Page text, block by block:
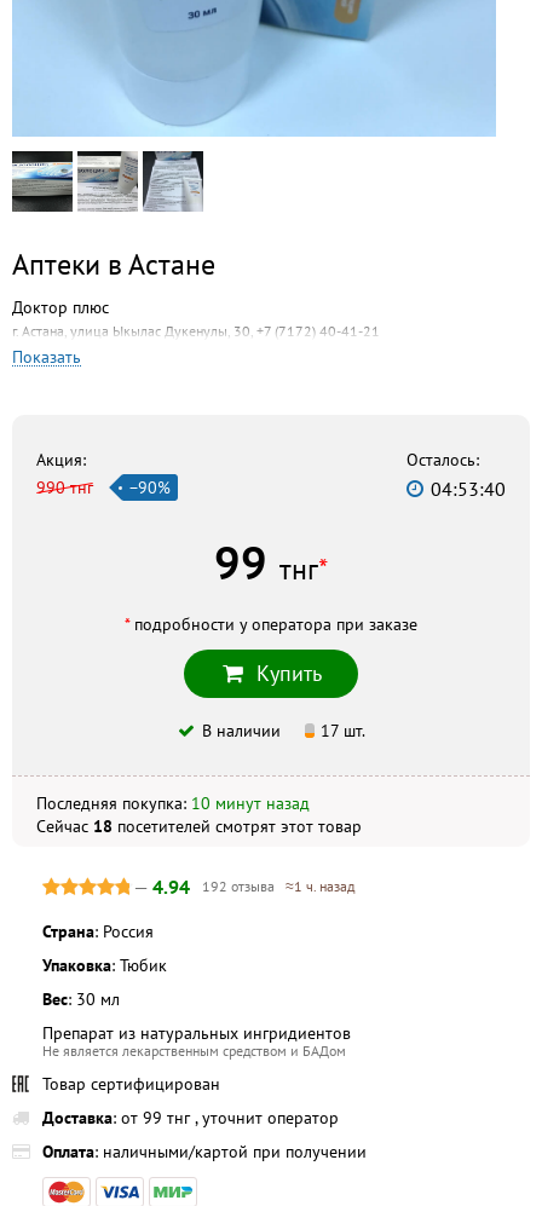
Аптеки в Астане
Доктор плюс
г. Астана, улица Ыкылас Дукенулы, 30, +7 (7172) 40-41-21
Пикан
г. Астана, ул. Бейбитшилик, 40, +7 (717) 231-76-79
Феникс
г. Астана, улица Сакена Сейфуллина, 63/5, +7 (7172) 34-58-99
Скидка по акции действует только при оформлении
заказа на сайте.
Не является публичной офертой. Комплектация и
Показать
Акция:
990 тнг
−90%
Осталось:
04:53:39
99 тнг*
*подробности у оператора при заказе
Купить
В наличии 17 шт.
Последняя покупка: 10 минут назад
Сейчас 18 посетителей смотрят этот товар
— 4.94 192 отзыва ≈1 ч. назад
Страна: Россия
Упаковка: Тюбик
Вес: 30 мл
Препарат из натуральных ингридиентов
Не является лекарственным средством и БАДом
Товар сертифицирован
Доставка: от 99 тнг , уточнит оператор
Оплата: наличными/картой при получении